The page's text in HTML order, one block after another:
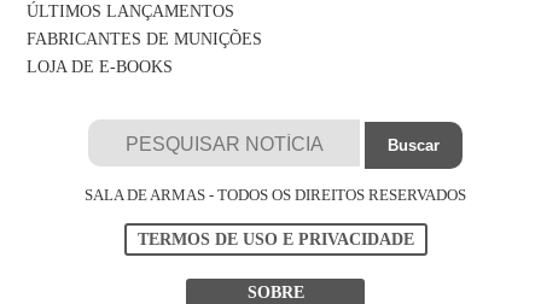
ÚLTIMOS LANÇAMENTOS
FABRICANTES DE MUNIÇÕES
LOJA DE E-BOOKS
SALA DE ARMAS - TODOS OS DIREITOS RESERVADOS
TERMOS DE USO E PRIVACIDADE
SOBRE